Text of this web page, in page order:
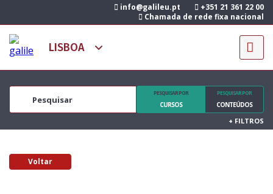
info@galileu.pt
+351 21 361 22 00
Chamada de rede fixa nacional
PESQUISAR POR
CURSOS
PESQUISAR POR
CONTEÚDOS
+ FILTROS
Voltar